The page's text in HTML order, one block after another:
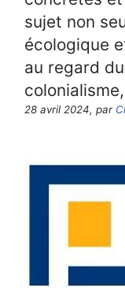
sujet non
écologique
au regard
28 avril 2024, par